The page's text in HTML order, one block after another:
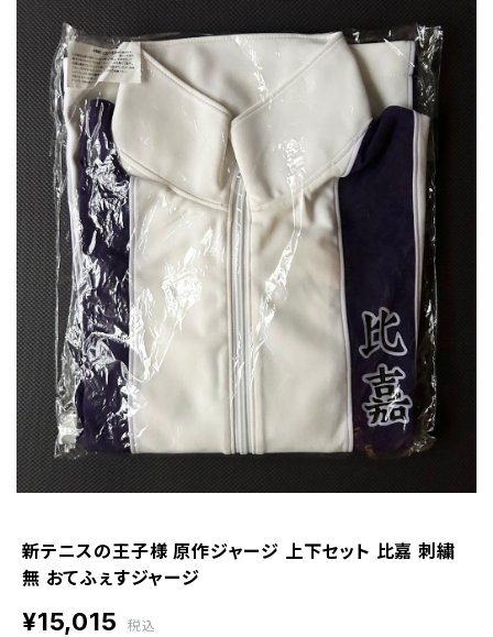
新テニスの王子様 原作ジャージ 上下セット 比嘉 刺繍
無 おてふぇすジャージ
¥15,015 税込